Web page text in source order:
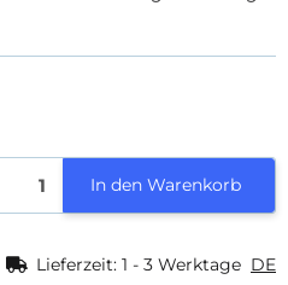
In den Warenkorb
Lieferzeit: 1 - 3 Werktage DE